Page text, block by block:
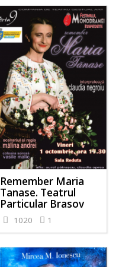
Remember Maria
Tanase. Teatrul
Particular Brasov
1020 1